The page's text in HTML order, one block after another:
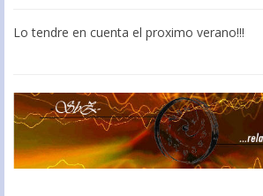
Lo tendre en cuenta el proximo verano!!!